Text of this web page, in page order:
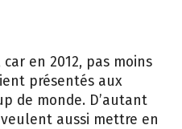
car en 2012, pas moins
présentés aux
de monde. D’autant
aussi mettre en